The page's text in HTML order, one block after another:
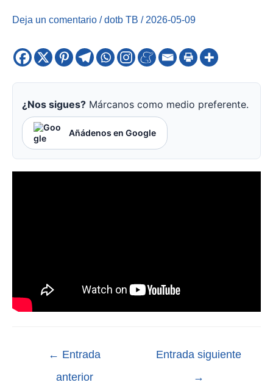
Deja un comentario /dotb TB / 2026-05-09
¿Nos sigues? Márcanos como medio preferente.
Añádenos en Google
← Entrada
anterior
Entrada siguiente
→